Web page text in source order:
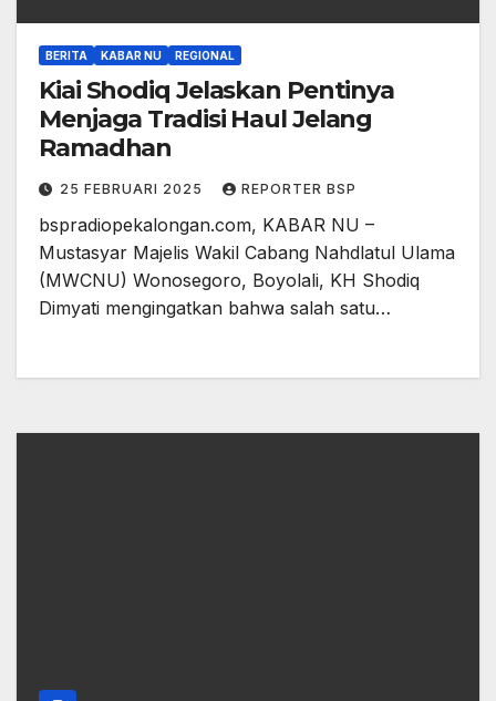
BERITA KABAR NU REGIONAL
Kiai Shodiq Jelaskan Pentinya
Menjaga Tradisi Haul Jelang
Ramadhan
25 FEBRUARI 2025 REPORTER BSP
bspradiopekalongan.com, KABAR NU –
Mustasyar Majelis Wakil Cabang Nahdlatul Ulama
(MWCNU) Wonosegoro, Boyolali, KH Shodiq
Dimyati mengingatkan bahwa salah satu…